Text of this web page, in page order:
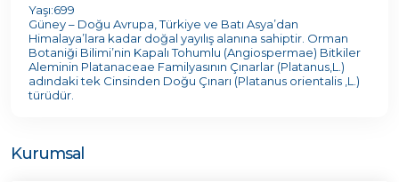
Yaşı:699
Güney – Doğu Avrupa, Türkiye ve Batı Asya’dan
Himalaya’lara kadar doğal yayılış alanına sahiptir. Orman
Botaniği Bilimi’nin Kapalı Tohumlu (Angiospermae) Bitkiler
Aleminin Platanaceae Familyasının Çınarlar (Platanus,L.)
adındaki tek Cinsinden Doğu Çınarı (Platanus orientalis ,L.)
türüdür.
Kurumsal